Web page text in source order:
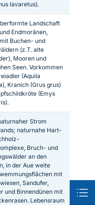
lavaretus).
Landschaft
Endmoränen,
Buchen- und
(z.T. alte
Mooren und
Seen. Vorkommen
(Aquila
Kranich (Grus grus)
(Emys
Strom
naturnahe Hart-
Bruch- und
an den
in der Aue weite
mit
Sandufer,
und Binnendünen mit
Lebensraum